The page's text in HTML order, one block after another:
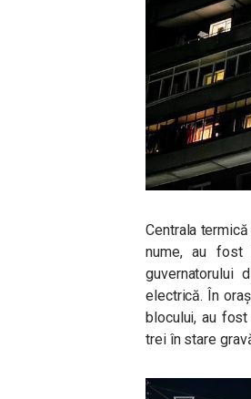
Centrala
nume, au fost
guvernatorului
electrică. În
blocului, au
trei în stare